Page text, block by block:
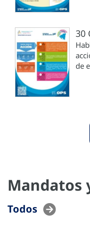
30
de
Mandatos
Todos